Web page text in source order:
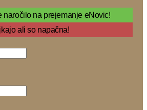
naročilo na prejemanje eNovic!
ali so napačna!